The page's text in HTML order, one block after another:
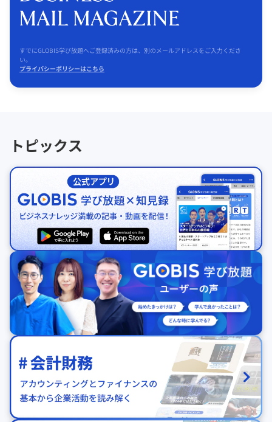
すでにGLOBIS学び放題へご登録済みの方は、別のメールアドレスをご入力くださ
い。
プライバシーポリシーはこちら
トピックス